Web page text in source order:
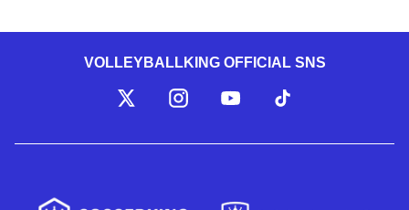
VOLLEYBALLKING OFFICIAL SNS